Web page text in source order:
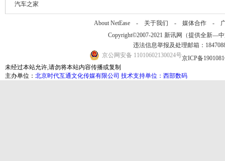
汽车之家
About NetEase - 关于我们 - 媒体合作 -
Copyright©2007-2021 新讯网（提供全新—中
违法信息举报及处理邮箱：
京公网安备 11010602130024号京ICP备
未经过本站允许,请勿将本站内容传播或复制
主办单位： 北京时代互通文化传媒有限公司 技术支持单位：西部数码